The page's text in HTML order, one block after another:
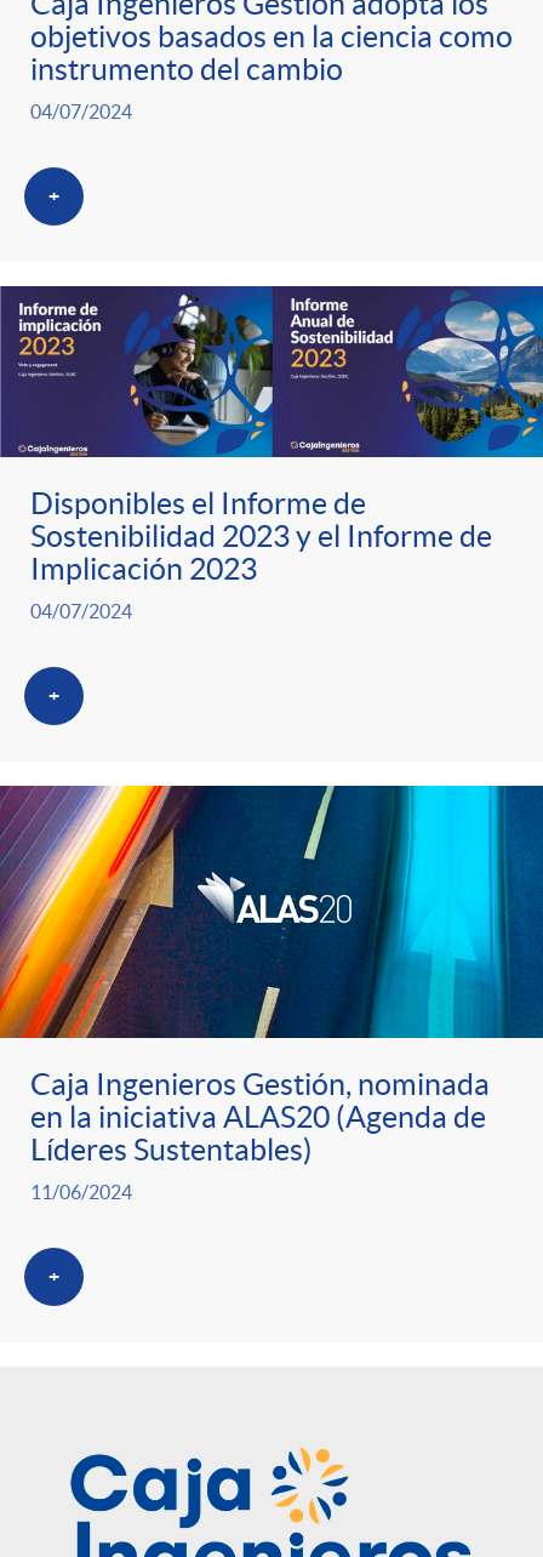
objetivos basados en la ciencia como
instrumento del cambio
04/07/2024
+
Disponibles el Informe de
Sostenibilidad 2023 y el Informe de
Implicación 2023
04/07/2024
+
Caja Ingenieros Gestión, nominada
en la iniciativa ALAS20 (Agenda de
Líderes Sustentables)
11/06/2024
+